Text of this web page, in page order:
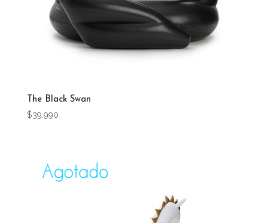
The Black Swan
$39.990